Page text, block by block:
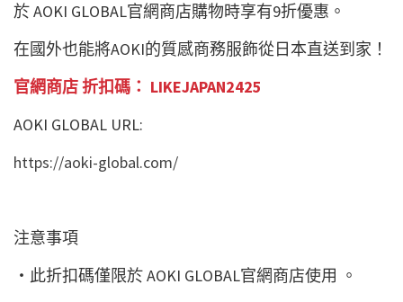
於 AOKI GLOBAL官網商店購物時享有9折優惠。
在國外也能將AOKI的質感商務服飾從日本直送到家！
官網商店 折扣碼： LIKEJAPAN2425
AOKI GLOBAL URL:
https://aoki-global.com/
注意事項
・此折扣碼僅限於 AOKI GLOBAL官網商店使用 。